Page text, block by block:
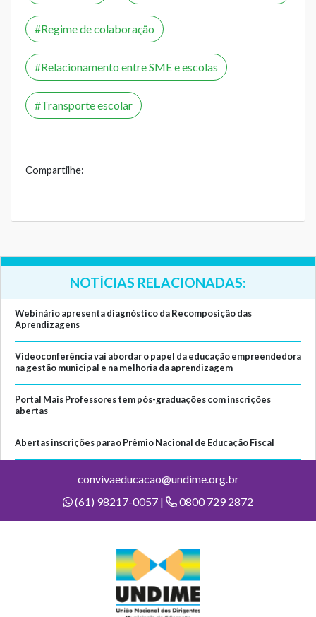
Regime de colaboração
Relacionamento entre SME e escolas
Transporte escolar
Compartilhe:
NOTÍCIAS RELACIONADAS:
Webinário apresenta diagnóstico da Recomposição das
Aprendizagens
Videoconferência vai abordar o papel da educação empreendedora
na gestão municipal e na melhoria da aprendizagem
Portal Mais Professores tem pós-graduações com inscrições
abertas
Abertas inscrições para o Prêmio Nacional de Educação Fiscal
convivaeducacao@undime.org.br
(61) 98217-0057 |
0800 729 2872